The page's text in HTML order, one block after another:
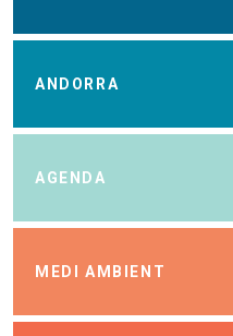
ANDORRA
AGENDA
MEDI AMBIENT